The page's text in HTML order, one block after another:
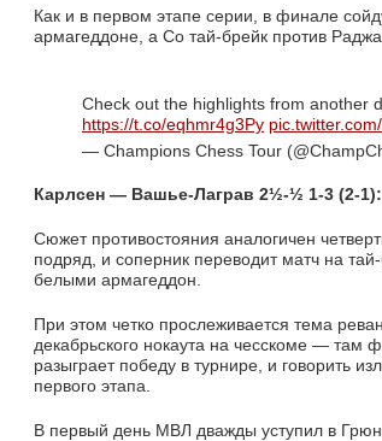
Как и в первом этапе серии, в финале
армагеддоне, а Со тай-брейк против
Check out the highlights from another
https://t.co/eqhmr4g3Py
— Champions Chess Tour
Карлсен — Вашье-Лаграв 2½-½ 1-3 (2-1):
Сюжет противостояния аналогичен
подряд, и соперник переводит матч на
белыми армагеддон.
При этом четко прослеживается тема
декабрьского нокаута на чесскоме — там
разыграет победу в турнире, и говорить
первого этапа.
В первый день МВЛ дважды уступил в